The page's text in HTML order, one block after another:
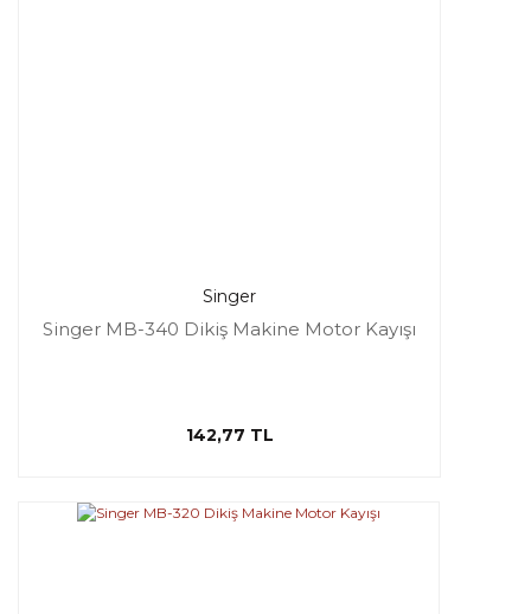
Singer
Singer MB-340 Dikiş Makine Motor Kayışı
142,77 TL